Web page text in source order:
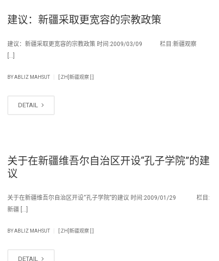
建议：新疆采取更宽容的宗教政策
建议：新疆采取更宽容的宗教政策 时间:2009/03/09 栏目:新疆观察
[…]
BYABLIZ MAHSUT [:ZH]新疆观察 [:]
DETAIL
关于在新疆维吾尔自治区开设“孔子学院”的建
议
关于在新疆维吾尔自治区开设“孔子学院”的建议 时间:2009/01/29 栏目:
新疆 […]
BYABLIZ MAHSUT [:ZH]新疆观察 [:]
DETAIL